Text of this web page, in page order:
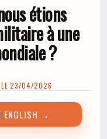
étions
à une
?
23/04/2026
ENGLISH →